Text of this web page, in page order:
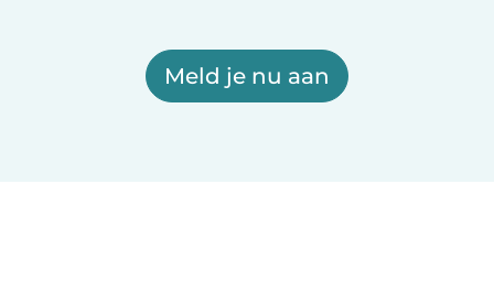
Meld je nu aan